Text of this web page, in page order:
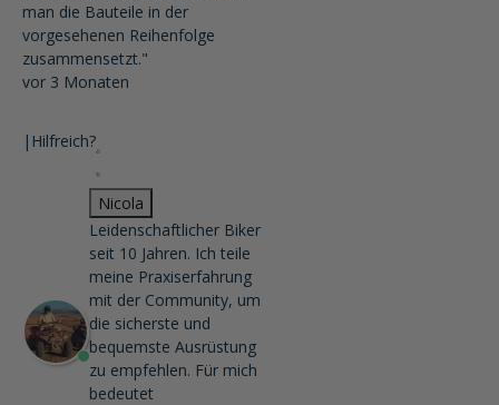
man die Bauteile in der
vorgesehenen Reihenfolge
zusammensetzt."
vor 3 Monaten
| Hilfreich?
Nicola
Leidenschaftlicher Biker
seit 10 Jahren. Ich teile
meine Praxiserfahrung
mit der Community, um
die sicherste und
bequemste Ausrüstung
zu empfehlen. Für mich
bedeutet